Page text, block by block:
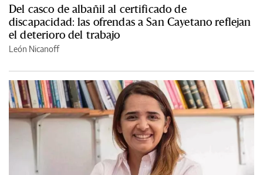
Del casco de albañil al certificado de
discapacidad: las ofrendas a San Cayetano reflejan
el deterioro del trabajo
León Nicanoff